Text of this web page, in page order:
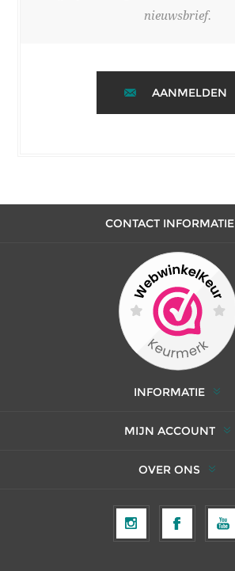
nieuwsbrief.
AANMELDEN
CONTACT INFORMATIE
INFORMATIE
MIJN ACCOUNT
OVER ONS